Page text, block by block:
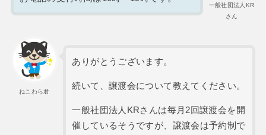
一般社団法人KR
さん
ねこわら君
ありがとうございます。
続いて、譲渡会について教えてください。
一般社団法人KRさんは毎月2回譲渡会を開
催しているそうですが、譲渡会は予約制で